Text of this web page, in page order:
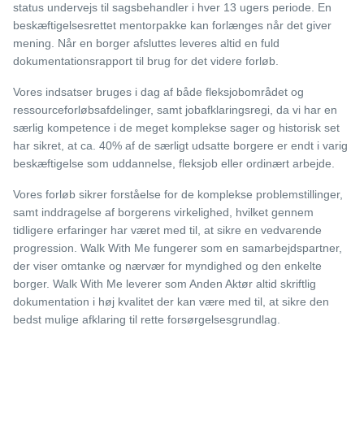
status undervejs til sagsbehandler i hver 13 ugers periode. En
beskæftigelsesrettet mentorpakke kan forlænges når det giver
mening. Når en borger afsluttes leveres altid en fuld
dokumentationsrapport til brug for det videre forløb.
Vores indsatser bruges i dag af både fleksjobområdet og
ressourceforløbsafdelinger, samt jobafklaringsregi, da vi har en
særlig kompetence i de meget komplekse sager og historisk set
har sikret, at ca. 40% af de særligt udsatte borgere er endt i varig
beskæftigelse som uddannelse, fleksjob eller ordinært arbejde.
Vores forløb sikrer forståelse for de komplekse problemstillinger,
samt inddragelse af borgerens virkelighed, hvilket gennem
tidligere erfaringer har været med til, at sikre en vedvarende
progression. Walk With Me fungerer som en samarbejdspartner,
der viser omtanke og nærvær for myndighed og den enkelte
borger. Walk With Me leverer som Anden Aktør altid skriftlig
dokumentation i høj kvalitet der kan være med til, at sikre den
bedst mulige afklaring til rette forsørgelsesgrundlag.